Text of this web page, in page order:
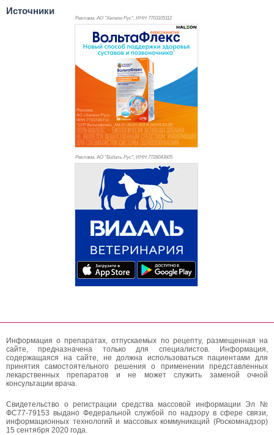
Источники
Реклама. АО "Хелеон Рус", ИНН 7703105112
Реклама. АО "Видаль Рус", ИНН 7728043605
Информация о препаратах, отпускаемых по рецепту, размещенная на
сайте, предназначена только для специалистов. Информация,
содержащаяся на сайте, не должна использоваться пациентами для
принятия самостоятельного решения о применении представленных
лекарственных препаратов и не может служить заменой очной
консультации врача.
Свидетельство о регистрации средства массовой информации Эл №
ФС77-79153 выдано Федеральной службой по надзору в сфере связи,
информационных технологий и массовых коммуникаций (Роскомнадзор)
15 сентября 2020 года.